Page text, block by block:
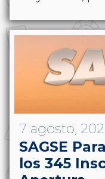
7 agosto,
SAGSE
los 345